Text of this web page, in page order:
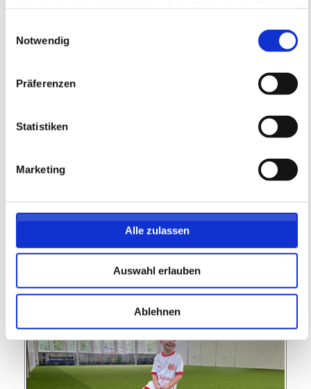
Notwendig
Präferenzen
Statistiken
Marketing
Alle zulassen
Auswahl erlauben
Ablehnen
FAST AUSGEBUCHT
Anmeldeschluss 17. August 2026, 22:00 Uhr
inkl. Ausstattung